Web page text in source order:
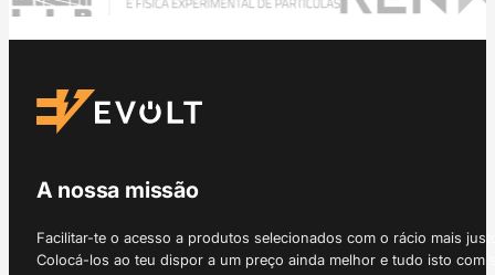
A nossa missão
Facilitar-te o acesso a produtos selecionados com o rácio mais
Colocá-los ao teu dispor a um preço ainda melhor e tudo isto